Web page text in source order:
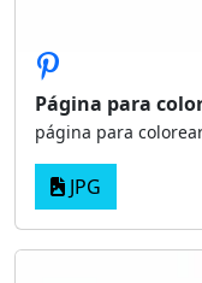
Página para
página para
JPG